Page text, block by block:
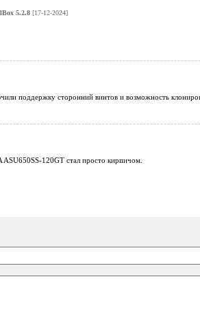
5.2.8[17-12-2024]
поддержку сторонний винтов и возможность
120GT стал просто кирпичом.